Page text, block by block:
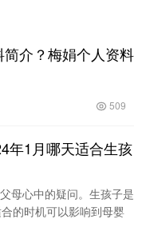
介？梅娟个人资料
509
年1月哪天适合生孩
母心中的疑问。生孩子是
的时机可以影响到母婴